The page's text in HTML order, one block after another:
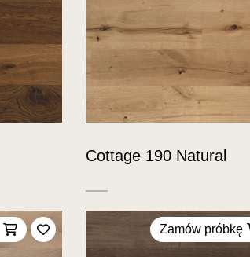
Cottage 190 Natural
Dodaj do ulubionych
Zamów próbkę